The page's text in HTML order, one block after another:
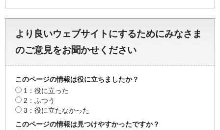
より良いウェブサイトにするためにみなさま
のご意見をお聞かせください
このページの情報は役に立ちましたか？
1：役に立った
2：ふつう
3：役に立たなかった
このページの情報は見つけやすかったですか？